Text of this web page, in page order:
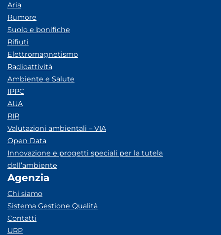
Aria
Rumore
Suolo e bonifiche
Rifiuti
Elettromagnetismo
Radioattività
Ambiente e Salute
IPPC
AUA
RIR
Valutazioni ambientali – VIA
Open Data
Innovazione e progetti speciali per la tutela
dell’ambiente
Agenzia
Chi siamo
Sistema Gestione Qualità
Contatti
URP